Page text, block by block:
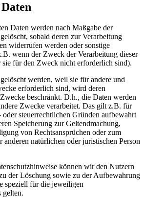
Daten werden nach Maßgabe der
sobald deren zur Verarbeitung
widerrufen werden oder sonstige
wenn der Zweck der Verarbeitung dieser
sie für den Zweck nicht erforderlich sind).
werden, weil sie für andere und
erforderlich sind, wird deren
beschränkt. D.h., die Daten werden
Zwecke verarbeitet. Das gilt z.B. für
oder steuerrechtlichen Gründen aufbewahrt
Speicherung zur Geltendmachung,
von Rechtsansprüchen oder zum
anderen natürlichen oder juristischen Person
können wir den Nutzern
der Löschung sowie zu der Aufbewahrung
speziell für die jeweiligen
gelten.